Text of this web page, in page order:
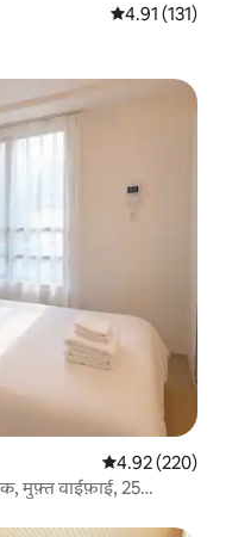
औसत रेटिंग 5 में से
4.91 (131)
औसत रेटिंग 5 में से
4.92 (220)
मुफ़्त वाईफ़ाई, 25